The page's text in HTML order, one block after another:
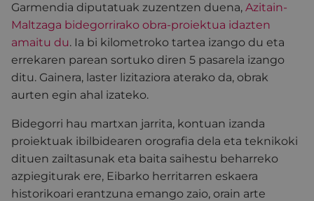
Garmendia diputatuak zuzentzen duena, Azitain-
Maltzaga bidegorrirako obra-proiektua idazten
amaitu du. Ia bi kilometroko tartea izango du eta
errekaren parean sortuko diren 5 pasarela izango
ditu. Gainera, laster lizitaziora aterako da, obrak
aurten egin ahal izateko.
Bidegorri hau martxan jarrita, kontuan izanda
proiektuak ibilbidearen orografia dela eta teknikoki
dituen zailtasunak eta baita saihestu beharreko
azpiegiturak ere, Eibarko herritarren eskaera
historikoari erantzuna emango zaio, orain arte